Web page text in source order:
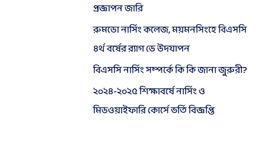
প্রজ্ঞাপন জারি
রুমডো নার্সিং কলেজ, ময়মনসিংহে বিএসসি
৪র্থ বর্ষের র‍্যাগ ডে উদযাপন
বিএসসি নার্সিং সম্পর্কে কি কি জানা জুরুরী?
২০২৪-২০২৫ শিক্ষাবর্ষে নার্সিং ও
মিডওয়াইফারি কোর্সে ভর্তি বিজ্ঞপ্তি